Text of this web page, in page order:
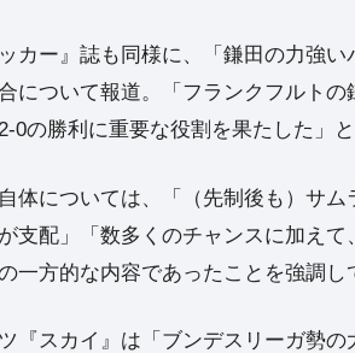
ッカー』誌も同様に、「鎌田の力強
について報道。「フランクフルト
0の勝利に重要な役割を果たした」と
体については、「（先制後も）サ
支配」「数多くのチャンスに加え
一方的な内容であったことを強調し
ツ『スカイ』は「ブンデスリーガ勢